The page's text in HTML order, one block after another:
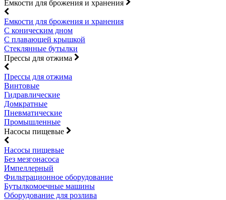
Емкости для брожения и хранения
Емкости для брожения и хранения
С коническим дном
С плавающей крышкой
Стеклянные бутылки
Прессы для отжима
Прессы для отжима
Винтовые
Гидравлические
Домкратные
Пневматические
Промышленные
Насосы пищевые
Насосы пищевые
Без мезгонасоса
Импеллерный
Фильтрационное оборудование
Бутылкомоечные машины
Оборудование для розлива